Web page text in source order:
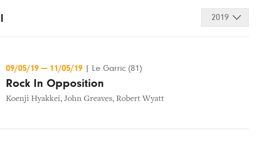
2019
09/05/19 — 11/05/19 Le Garric (81)
Rock In Opposition
Koenji Hyakkei, John Greaves, Robert Wyatt